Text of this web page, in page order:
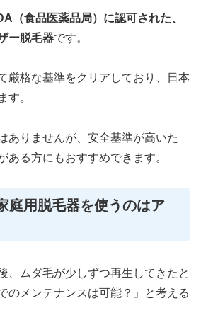
（食品医薬品局）に認可された、
ー脱毛器です。
厳格な基準をクリアしており、日本
す。
ありませんが、安全基準が高いた
ある方にもおすすめできます。
庭用脱毛器を使うのはア
、ムダ毛が少しずつ再生してきたと
のメンテナンスは可能？」と考える